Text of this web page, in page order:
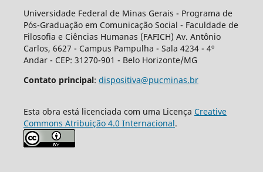
Universidade Federal de Minas Gerais - Programa de
Pós-Graduação em Comunicação Social - Faculdade de
Filosofia e Ciências Humanas (FAFICH) Av. Antônio
Carlos, 6627 - Campus Pampulha - Sala 4234 - 4º
Andar - CEP: 31270-901 - Belo Horizonte/MG
Contato principal: dispositiva@pucminas.br
Esta obra está licenciada com uma Licença Creative
Commons Atribuição 4.0 Internacional.